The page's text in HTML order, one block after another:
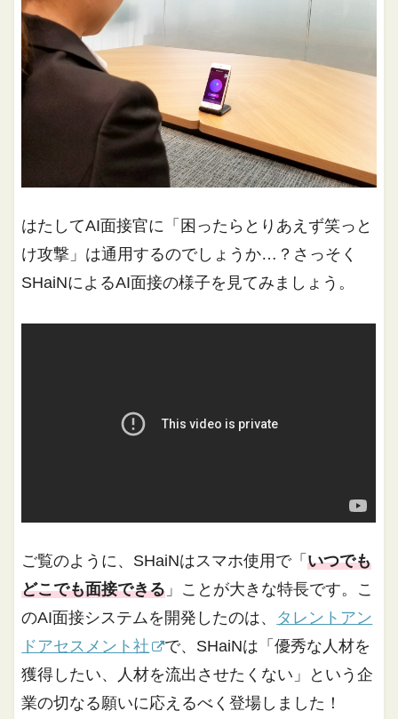
はたしてAI面接官に「困ったらとりあえず笑っと
け攻撃」は通用するのでしょうか…？さっそく
SHaiNによるAI面接の様子を見てみましょう。
ご覧のように、SHaiNはスマホ使用で「いつでも
どこでも面接できる 」ことが大きな特長です。こ
のAI面接システムを開発したのは、 タレントアン
ドアセスメント社
で、SHaiNは「優秀な人材を
獲得したい、人材を流出させたくない」という企
業の切なる願いに応えるべく登場しました！